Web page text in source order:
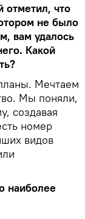
что
не было
вам удалось
Какой
Мечтаем
Мы поняли,
создавая
номер
видов
наиболее